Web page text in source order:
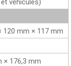
véhicules)
120 mm × 117 mm
× 176,3 mm